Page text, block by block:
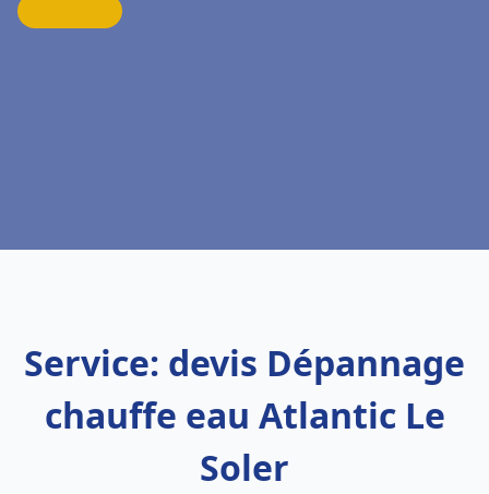
Service: devis Dépannage
chauffe eau Atlantic Le
Soler